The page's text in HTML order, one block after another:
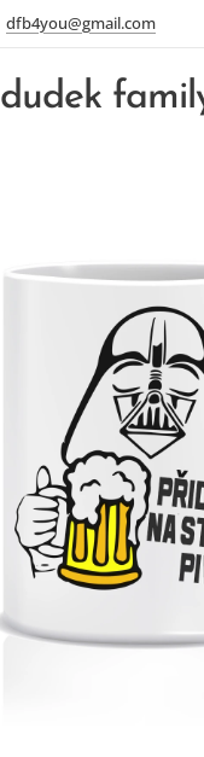
dfb4you@gmail.com
dudek